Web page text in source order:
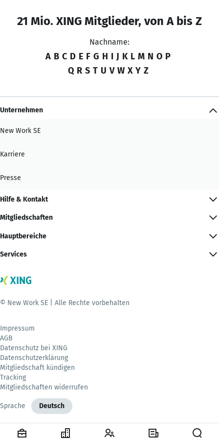
21 Mio. XING Mitglieder, von A bis Z
Nachname:
A B C D E F G H I J K L M N O P
Q R S T U V W X Y Z
Unternehmen
New Work SE
Karriere
Presse
Hilfe & Kontakt
Mitgliedschaften
Hauptbereiche
Services
© New Work SE | Alle Rechte vorbehalten
Impressum
AGB
Datenschutz bei XING
Datenschutzerklärung
Mitgliedschaft kündigen
Tracking
Mitgliedschaften widerrufen
Sprache Deutsch